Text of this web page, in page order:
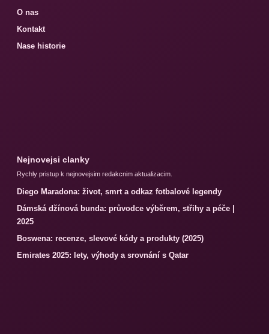
O nas
Kontakt
Nase historie
Nejnovejsi clanky
Rychly pristup k nejnovejsim redakcnim aktualizacim.
Diego Maradona: život, smrt a odkaz fotbalové legendy
Dámská džínová bunda: průvodce výběrem, střihy a péče |
2025
Boswena: recenze, slevové kódy a produkty (2025)
Emirates 2025: lety, výhody a srovnání s Qatar